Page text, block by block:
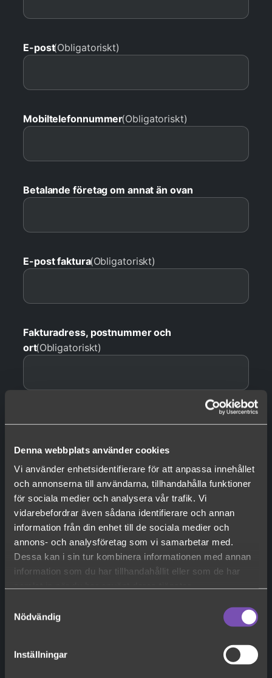
Denna webbplats använder cookies
Vi använder enhetsidentifierare för att anpassa innehållet
och annonserna till användarna, tillhandahålla funktioner
för sociala medier och analysera vår trafik. Vi
vidarebefordrar även sådana identifierare och annan
information från din enhet till de sociala medier och
annons- och analysföretag som vi samarbetar med.
Dessa kan i sin tur kombinera informationen med annan
information som du har tillhandahållit eller som de har
Nödvändig
Inställningar
E-post(Obligatoriskt)
Mobiltelefonnummer(Obligatoriskt)
Betalande företag om annat än ovan
E-post faktura(Obligatoriskt)
Fakturadress, postnummer och
ort(Obligatoriskt)
Ja
Nej
Matavvikelser / Specialkost